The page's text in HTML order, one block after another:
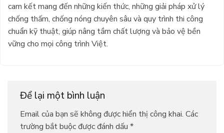
cam kết mang đến những kiến thức, những giải pháp xử lý
chống thấm, chống nóng chuyên sâu và quy trình thi công
chuẩn kỹ thuật, giúp nâng tầm chất lượng và bảo vệ bền
vững cho mọi công trình Việt.
Để lại một bình luận
Email của bạn sẽ không được hiển thị công khai. Các
trường bắt buộc được đánh dấu *